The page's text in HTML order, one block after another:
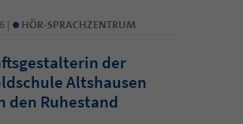
| • HÖR-SPRACHZENTRUM
der
Altshausen
den Ruhestand